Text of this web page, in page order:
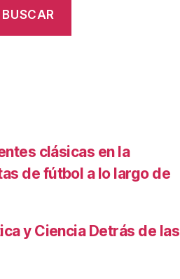
BUSCAR
clásicas en la
de fútbol a lo largo de
y Ciencia Detrás de las